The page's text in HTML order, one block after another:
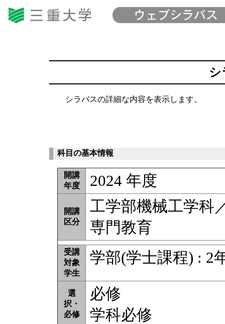
シ
シラバスの詳細な内容を表示します。
科目の基本情報
開講
年度
2024 年度
開講
区分
工学部機械工学科
専門教育
受講
対象
学生
学部(学士課程) : 2
選
択・
必修
必修
学科必修